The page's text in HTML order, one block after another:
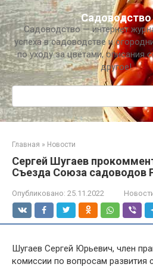
Перейти
к
контенту
Садоводство
Садоводство — интернет
успеха в садоводстве и
по уходу за цветами, описания
другое!
Поиск:
Главная » Новости
Сергей Шугаев
Съезда Союза садоводов
Опубликовано: 25.11.2022
Шугаев Сергей Юрьевич, член
комиссии по вопросам развития